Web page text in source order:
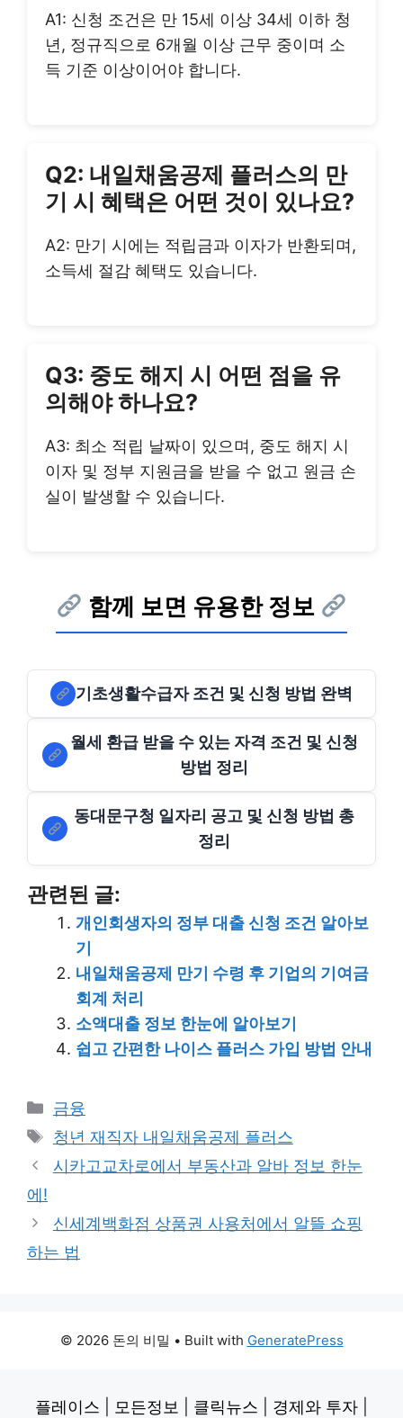
A1: 신청 조건은 만 15세 이상 34세 이하 청
년, 정규직으로 6개월 이상 근무 중이며 소
득 기준 이상이어야 합니다.
Q2: 내일채움공제 플러스의 만
기 시 혜택은 어떤 것이 있나요?
A2: 만기 시에는 적립금과 이자가 반환되며,
소득세 절감 혜택도 있습니다.
Q3: 중도 해지 시 어떤 점을 유
의해야 하나요?
A3: 최소 적립 날짜이 있으며, 중도 해지 시
이자 및 정부 지원금을 받을 수 없고 원금 손
실이 발생할 수 있습니다.
함께 보면 유용한 정보
기초생활수급자 조건 및 신청 방법 완벽
월세 환급 받을 수 있는 자격 조건 및 신청
방법 정리
동대문구청 일자리 공고 및 신청 방법 총
정리
관련된 글:
개인회생자의 정부 대출 신청 조건 알아보
기
내일채움공제 만기 수령 후 기업의 기여금
회계 처리
소액대출 정보 한눈에 알아보기
쉽고 간편한 나이스 플러스 가입 방법 안내
Categories
금융
Tags
청년 재직자 내일채움공제 플러스
시카고교차로에서 부동산과 알바 정보 한눈
에!
신세계백화점 상품권 사용처에서 알뜰 쇼핑
하는 법
© 2026 돈의 비밀 • Built with GeneratePress
플레이스 모든정보 클릭뉴스 경제와 투자